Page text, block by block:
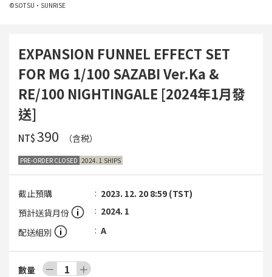
©SOTSU・SUNRISE
EXPANSION FUNNEL EFFECT SET
FOR MG 1/100 SAZABI Ver.Ka &
RE/100 NIGHTINGALE [2024年1月發
送]
NT$‌390 （含税）
PRE-ORDER CLOSED 2024. 1 SHIPS
截止預購
2023. 12. 20 8:59 (TST)
預計送貨月份
2024. 1
配送組別
A
數量 － 1 ＋